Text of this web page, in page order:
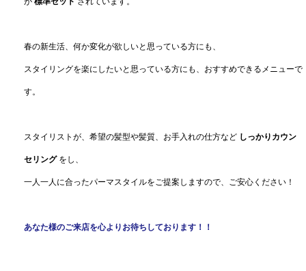
春の新生活、何か変化が欲しいと思っている方にも、
スタイリングを楽にしたいと思っている方にも、おすすめできるメニューで
す。
スタイリストが、希望の髪型や髪質、お手入れの仕方など しっかりカウン
セリングをし、
一人一人に合ったパーマスタイルをご提案しますので、ご安心ください！
あなた様のご来店を心よりお待ちしております！！